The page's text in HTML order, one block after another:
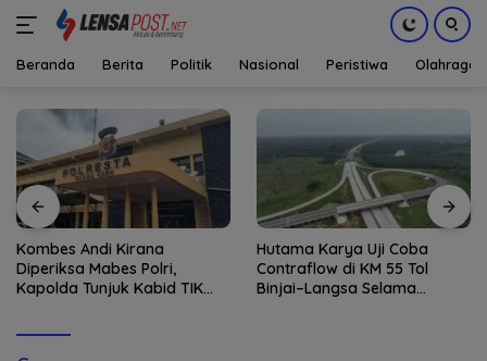
Beranda Berita Politik Nasional Peristiwa Olahraga
Kombes Andi Kirana
Diperiksa Mabes Polri,
Kapolda Tunjuk Kabid TIK
Hutama Karya Uji Coba
Contraflow di KM 55 Tol
Binjai–Langsa Selama